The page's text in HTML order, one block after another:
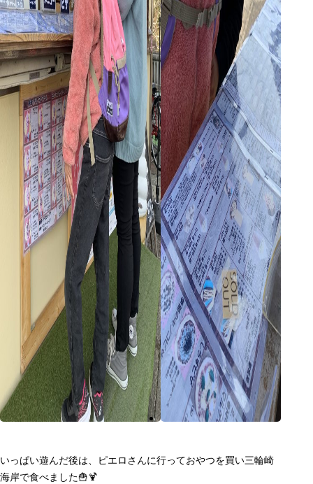
いっぱい遊んだ後は、ピエロさんに行っておやつを買い三輪崎
海岸で食べました🍟🍹